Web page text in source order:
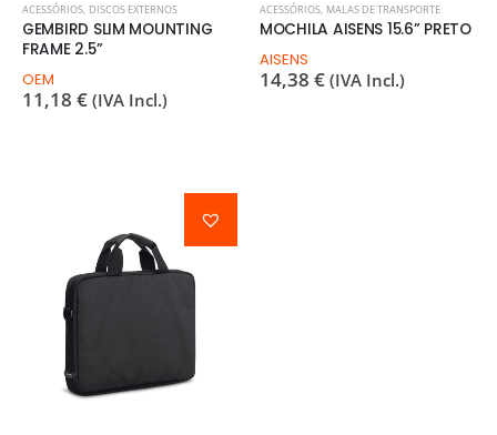
ACESSÓRIOS, DISCOS EXTERNOS
GEMBIRD SLIM MOUNTING
FRAME 2.5”
OEM
11,18 € (IVA Incl.)
ACESSÓRIOS, MALAS DE TRANSPORTE
MOCHILA AISENS 15.6” PRETO
AISENS
14,38 € (IVA Incl.)